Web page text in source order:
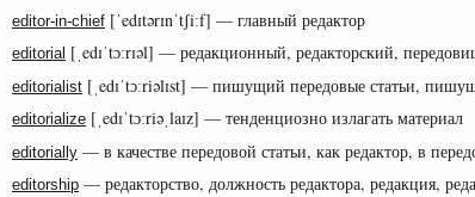
editor-in-chief [ˈedɪtərɪnˈtʃiːf] — главный редактор
editorial [ˌedɪˈtɔːrɪəl] — редакционный, редакторский,
editorialist [ˌedɪˈtɔːriəlɪst] — пишущий передовые статьи,
editorialize [ˌedɪˈtɔːriəˌlaɪz] — тенденциозно излагать материал
editorially — в качестве передовой статьи, как редактор, в
editorship — редакторство, должность редактора, редакция,